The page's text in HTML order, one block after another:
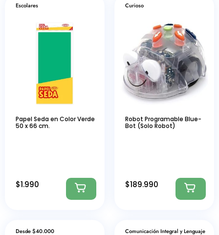
Escolares
Papel Seda en Color Verde
50 x 66 cm.
$1.990
Curioso
Robot Programable Blue-
Bot (Solo Robot)
$189.990
Desde $40.000 Comunicación Integral y Lenguaje